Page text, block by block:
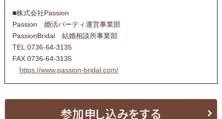
■株式会社Passion
Passion 婚活パーティ運営事業部
PassionBridal 結婚相談所事業部
TEL:0736-64-3135
FAX:0736-64-3135
https://www.passion-bridal.com/
参加申し込みをする